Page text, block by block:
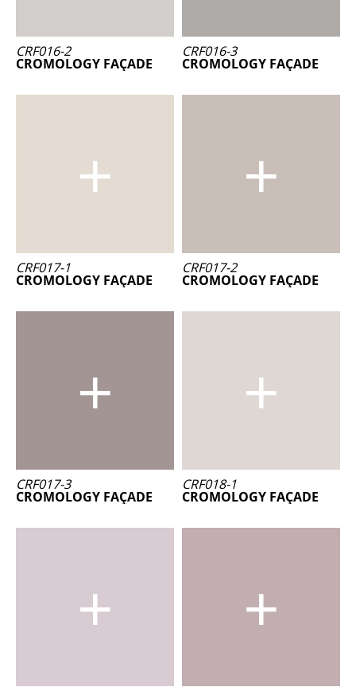
CRF016-2
CROMOLOGY FAÇADE
CRF016-3
CROMOLOGY FAÇADE
CRF017-1
CROMOLOGY FAÇADE
CRF017-2
CROMOLOGY FAÇADE
CRF017-3
CROMOLOGY FAÇADE
CRF018-1
CROMOLOGY FAÇADE